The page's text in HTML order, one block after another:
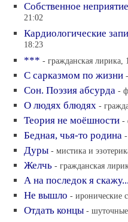
Собственное неприятие
21:02
Кардиологические
18:23
*** - гражданская лирика,
С сарказмом по жизни
Сон. Поэзия абсурда -
О людях блюдях -
Теория не моёшности -
Бедная, чья-то родина
Дуры - мистика и
Желчь - гражданская
А на последок я скажу...
Не вышло - иронические
Отдать концы -